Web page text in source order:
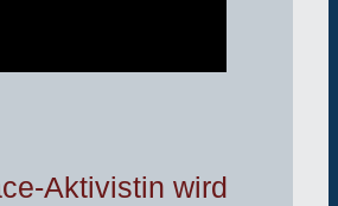
Aktivistin wird